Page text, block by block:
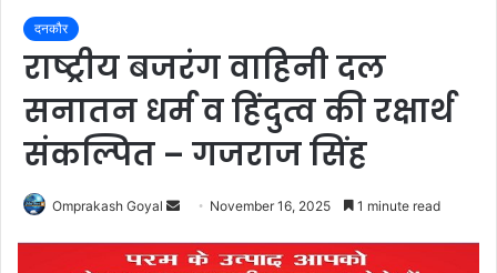
दनकौर
राष्ट्रीय बजरंग वाहिनी दल
सनातन धर्म व हिंदुत्व की रक्षार्थ
संकल्पित – गजराज सिंह
Omprakash Goyal
Send
email
November 16, 2025 1 minute read